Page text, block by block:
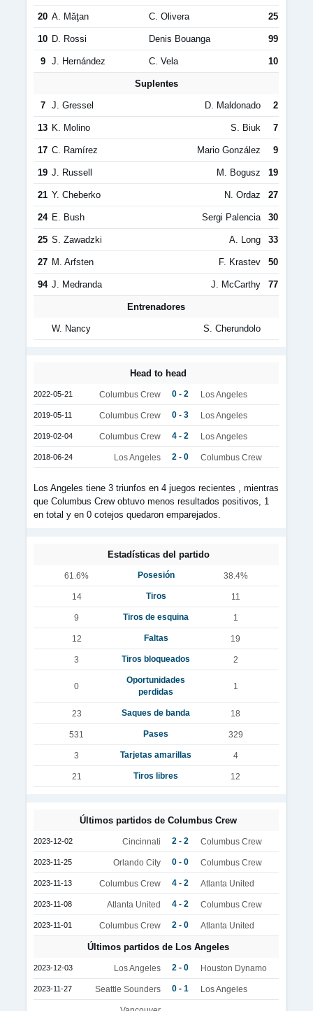
20 A. Măţan C. Olivera 25
10 D. Rossi Denis Bouanga 99
9 J. Hernández C. Vela 10
Suplentes
7 J. Gressel D. Maldonado 2
13 K. Molino S. Biuk 7
17 C. Ramírez Mario González 9
19 J. Russell M. Bogusz 19
21 Y. Cheberko N. Ordaz 27
24 E. Bush Sergi Palencia 30
25 S. Zawadzki A. Long 33
27 M. Arfsten F. Krastev 50
94 J. Medranda J. McCarthy 77
Entrenadores
W. Nancy S. Cherundolo
Head to head
2022-05-21 Columbus Crew 0 - 2 Los Angeles
2019-05-11 Columbus Crew 0 - 3 Los Angeles
2019-02-04 Columbus Crew 4 - 2 Los Angeles
2018-06-24 Los Angeles 2 - 0 Columbus Crew
Los Angeles tiene 3 triunfos en 4 juegos recientes , mientras
que Columbus Crew obtuvo menos resultados positivos, 1
en total y en 0 cotejos quedaron emparejados.
Estadísticas del partido
61.6% Posesión 38.4%
14 Tiros 11
9 Tiros de esquina 1
12 Faltas 19
3 Tiros bloqueados 2
0
Oportunidades
perdidas
1
23 Saques de banda 18
531 Pases 329
3 Tarjetas amarillas 4
21 Tiros libres 12
Últimos partidos de Columbus Crew
2023-12-02 Cincinnati 2 - 2 Columbus Crew
2023-11-25 Orlando City 0 - 0 Columbus Crew
2023-11-13 Columbus Crew 4 - 2 Atlanta United
2023-11-08 Atlanta United 4 - 2 Columbus Crew
2023-11-01 Columbus Crew 2 - 0 Atlanta United
Últimos partidos de Los Angeles
2023-12-03 Los Angeles 2 - 0 Houston Dynamo
2023-11-27 Seattle Sounders 0 - 1 Los Angeles